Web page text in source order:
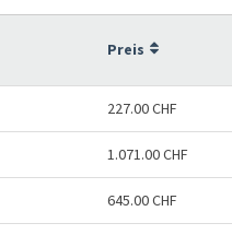
Preis
227.00 CHF
1.071.00 CHF
645.00 CHF